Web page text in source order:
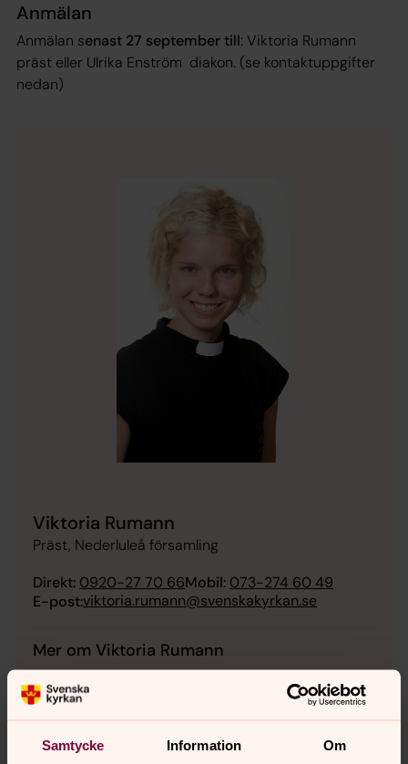
Samtycke Information Om
Anmälan
Anmälan senast 27 september till: Viktoria Rumann
präst eller Ulrika Enström diakon. (se kontaktuppgifter
nedan)
Viktoria Rumann
Präst, Nederluleå församling
Direkt: 0920-27 70 66Mobil: 073-274 60 49
E-post:viktoria.rumann@svenskakyrkan.se
Mer om Viktoria Rumann
Universitetspräst vid Universitetskyrkan Luleå